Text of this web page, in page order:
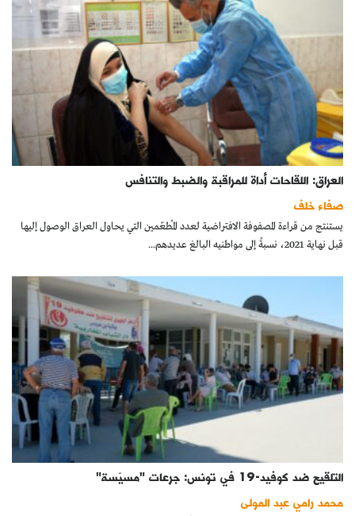
العراق: اللقاحات أداة للمراقبة والضبط والتنافس
صفاء خلف
يستنتج من قراءة المصفوفة الافتراضية لعدد المُطعّمين التي يحاول العراق الوصول إليها
قبل نهاية 2021، نسبةً إلى مواطنيه البالغ عديدهم...
التلقيح ضد كوفيد-19 في تونس: جرعات "مسيّسة"
محمد رامي عبد المولى